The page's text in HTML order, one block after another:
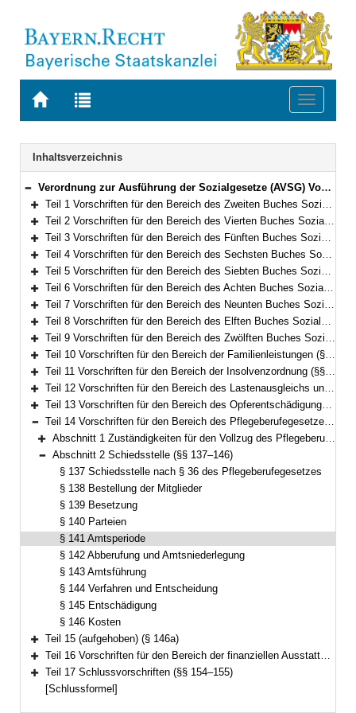
Zur
BAYERN.RECHT
Zur
letzten
Suche
Toggle
Navigation
Inhaltsverzeichnis
Bereich reduzieren
Verordnung zur Ausführung der Sozialgesetze (AVSG) Vom 2. Dezember 2008 (GVBl. S. 912, 982) BayRS 86-8-A/G (§§ 1–155)
Bereich erweitern
Teil 1 Vorschriften für den Bereich des Zweiten Buches Sozialgesetzbuch (§§ 1–2)
Bereich erweitern
Teil 2 Vorschriften für den Bereich des Vierten Buches Sozialgesetzbuch – Gemeinsame Vorschriften für die Sozialversicherung – (§§ 5–5f)
Bereich erweitern
Teil 3 Vorschriften für den Bereich des Fünften Buches Sozialgesetzbuch – Gesetzliche Krankenversicherung – (§§ 6–10)
Bereich erweitern
Teil 4 Vorschriften für den Bereich des Sechsten Buches Sozialgesetzbuch – Gesetzliche Rentenversicherung – und für den Bereich des Gesetzes über die Alterssicherung der Landwirte und des Gesetzes zur Förderung der Einstellung der landwirtschaftlichen Erwerbstätigkeit (§§ 11–15)
Bereich erweitern
Teil 5 Vorschriften für den Bereich des Siebten Buches Sozialgesetzbuch – Gesetzliche Unfallversicherung – (§§ 16–21)
Bereich erweitern
Teil 6 Vorschriften für den Bereich des Achten Buches Sozialgesetzbuch – Kinder- und Jugendhilfe – und für weitere Regelungen des Kinder- und Jugendhilferechts (§§ 22–40f)
Bereich erweitern
Teil 7 Vorschriften für den Bereich des Neunten Buches Sozialgesetzbuch – Rehabilitation und Teilhabe Menschen mit Behinderungen – (§§ 41–41h)
Bereich erweitern
Teil 8 Vorschriften für den Bereich des Elften Buches Sozialgesetzbuch – Soziale Pflegeversicherung – (§§ 42–94)
Bereich erweitern
Teil 9 Vorschriften für den Bereich des Zwölften Buches Sozialgesetzbuch – Sozialhilfe – (§§ 98–101)
Bereich erweitern
Teil 10 Vorschriften für den Bereich der Familienleistungen (§§ 102–103)
Bereich erweitern
Teil 11 Vorschriften für den Bereich der Insolvenzordnung (§§ 104–113)
Bereich erweitern
Teil 12 Vorschriften für den Bereich des Lastenausgleichs und des Flüchtlingswesens (§§ 114–133a)
Bereich erweitern
Teil 13 Vorschriften für den Bereich des Opferentschädigungsgesetzes (§§ 134–135)
Bereich reduzieren
Teil 14 Vorschriften für den Bereich des Pflegeberufegesetzes (§§ 136–146)
Bereich erweitern
Abschnitt 1 Zuständigkeiten für den Vollzug des Pflegeberufegesetzes (§ 136)
Bereich reduzieren
Abschnitt 2 Schiedsstelle (§§ 137–146)
§ 137 Schiedsstelle nach § 36 des Pflegeberufegesetzes
§ 138 Bestellung der Mitglieder
§ 139 Besetzung
§ 140 Parteien
§ 141 Amtsperiode
§ 142 Abberufung und Amtsniederlegung
§ 143 Amtsführung
§ 144 Verfahren und Entscheidung
§ 145 Entschädigung
§ 146 Kosten
Bereich erweitern
Teil 15 (aufgehoben) (§ 146a)
Bereich erweitern
Teil 16 Vorschriften für den Bereich der finanziellen Ausstattung von Betreuungsvereinen zur Wahrnehmung von Querschnittsaufgaben (§§ 147–153)
Bereich erweitern
Teil 17 Schlussvorschriften (§§ 154–155)
[Schlussformel]